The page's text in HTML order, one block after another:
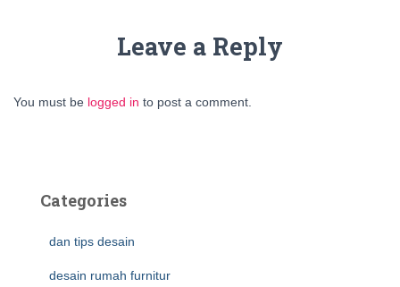
Leave a Reply
You must be logged in to post a comment.
Categories
dan tips desain
desain rumah furnitur